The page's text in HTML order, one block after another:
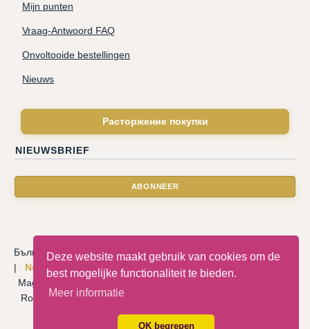
Deze website maakt gebruik van cookies om de
best mogelijke functionaliteit te bieden.
Meer informatie
OK begrepen
Mijn punten
Vraag-Antwoord FAQ
Onvoltooide bestellingen
Nieuws
Расторжение покупки
NIEUWSBRIEF
Български| Català| Deutsche|Hrvatski | Čeština| Dansk
| Nederlandse English Eesti keel | Français
Magyar
Italiano |
Română|Русский|Српски
Español|Svenska|Türkçe